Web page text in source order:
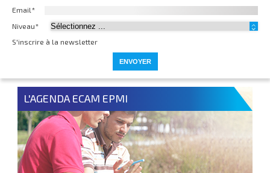
Email*
Niveau*
S'inscrire à la newsletter
L'AGENDA ECAM EPMI